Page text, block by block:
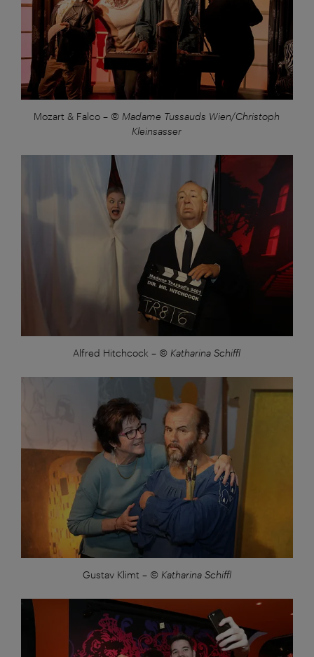
Mozart & Falco – © Madame Tussauds Wien/Christoph
Kleinsasser
Alfred Hitchcock – © Katharina Schiffl
Gustav Klimt – © Katharina Schiffl
Großansicht: